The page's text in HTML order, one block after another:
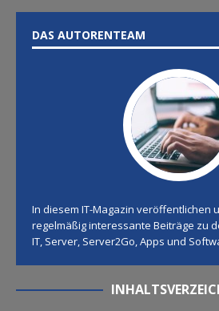
DAS AUTORENTEAM
In diesem IT-Magazin veröffentlichen
regelmäßig interessante Beiträge zu
IT, Server, Server2Go, Apps und